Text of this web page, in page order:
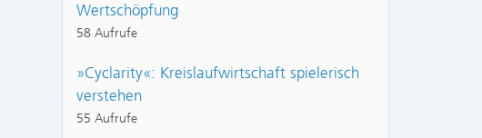
Wertschöpfung
58 Aufrufe
»Cyclarity«: Kreislaufwirtschaft spielerisch
verstehen
55 Aufrufe